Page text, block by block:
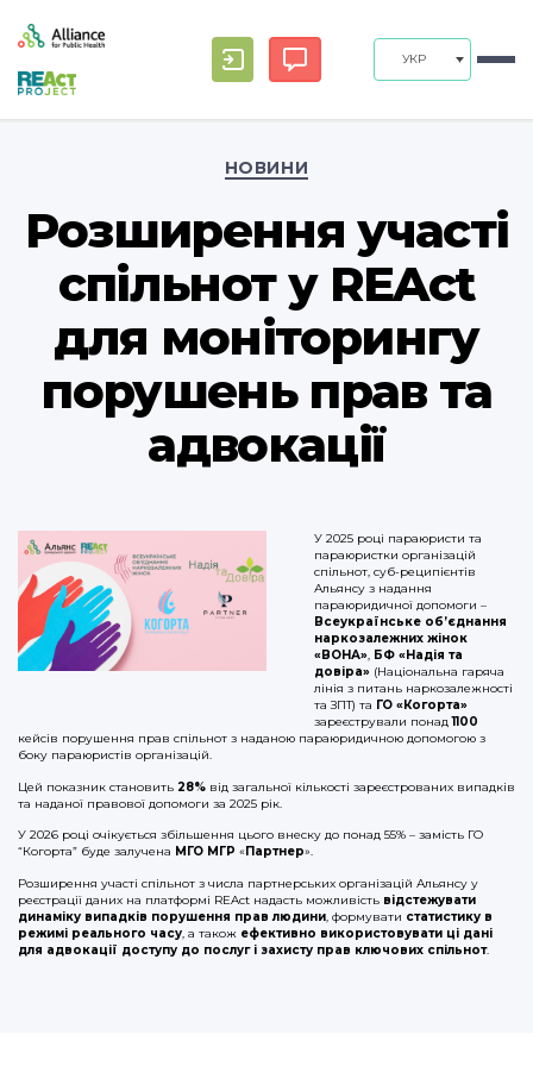
УКР
НОВИНИ
Розширення участі
спільнот у REAct
для моніторингу
порушень прав та
адвокації
У 2025 році параюристи та
параюристки організацій
спільнот, суб-реципієнтів
Альянсу з надання
параюридичної допомоги –
Всеукраїнське об’єднання
наркозалежних жінок
«ВОНА», БФ «Надія та
довіра» (Національна гаряча
лінія з питань наркозалежності
та ЗПТ) та ГО «Когорта»
зареєстрували понад1100
кейсів порушення прав спільнот з наданою параюридичною допомогою з
боку параюристів організацій.
Цей показник становить 28% від загальної кількості зареєстрованих випадків
та наданої правової допомоги за 2025 рік.
У 2026 році очікується збільшення цього внеску до понад 55% – замість ГО
“Когорта” буде залучена МГО МГР «Партнер».
Розширення участі спільнот з числа партнерських організацій Альянсу у
реєстрації даних на платформі REAct надасть можливість відстежувати
динаміку випадків порушення прав людини, формувати статистику в
режимі реального часу, а також ефективно використовувати ці дані
для адвокації доступу до послуг і захисту прав ключових спільнот.